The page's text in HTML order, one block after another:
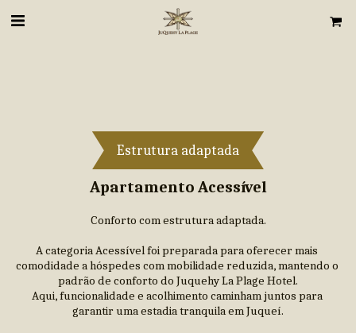
Estrutura adaptada
Apartamento Acessível
Conforto com estrutura adaptada.
A categoria Acessível foi preparada para oferecer mais
comodidade a hóspedes com mobilidade reduzida, mantendo o
padrão de conforto do Juquehy La Plage Hotel.
Aqui, funcionalidade e acolhimento caminham juntos para
garantir uma estadia tranquila em Juqueí.